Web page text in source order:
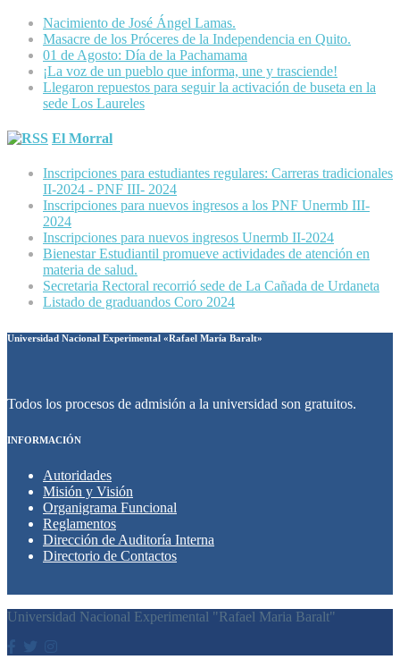
Nacimiento de José Ángel Lamas.
Masacre de los Próceres de la Independencia en Quito.
01 de Agosto: Día de la Pachamama
¡La voz de un pueblo que informa, une y trasciende!
Llegaron repuestos para seguir la activación de buseta en la
sede Los Laureles
El Morral
Inscripciones para estudiantes regulares: Carreras tradicionales
II-2024 - PNF III- 2024
Inscripciones para nuevos ingresos a los PNF Unermb III-
2024
Inscripciones para nuevos ingresos Unermb II-2024
Bienestar Estudiantil promueve actividades de atención en
materia de salud.
Secretaria Rectoral recorrió sede de La Cañada de Urdaneta
Listado de graduandos Coro 2024
Universidad Nacional Experimental «Rafael María Baralt»
Todos los procesos de admisión a la universidad son gratuitos.
INFORMACIÓN
Autoridades
Misión y Visión
Organigrama Funcional
Reglamentos
Dirección de Auditoría Interna
Directorio de Contactos
Universidad Nacional Experimental "Rafael Maria Baralt"